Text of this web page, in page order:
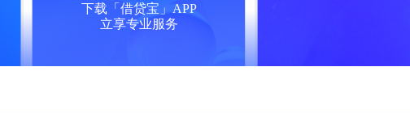
下载「借贷宝」APP
立享专业服务